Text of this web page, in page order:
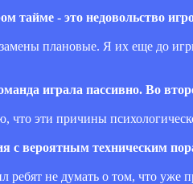
тайме - это недовольство
плановые. Я их еще до
играла пассивно. Во
что эти причины
с вероятным техническим
ребят не думать о том, что уже